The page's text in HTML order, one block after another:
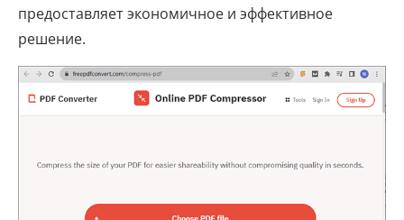
предоставляет экономичное и эффективное
решение.